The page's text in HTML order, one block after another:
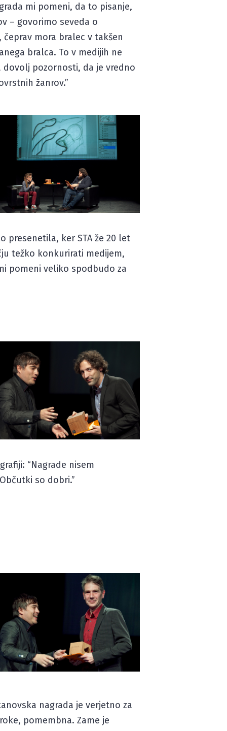
mi pomeni, da to pisanje,
– govorimo seveda o
mora bralec v takšen
bralca. To v medijih ne
pozornosti, da je vredno
žanrov.”
presenetila, ker STA že 20 let
težko konkurirati medijem,
pomeni veliko spodbudo za
“Nagrade nisem
so dobri.”
nagrada je verjetno za
pomembna. Zame je